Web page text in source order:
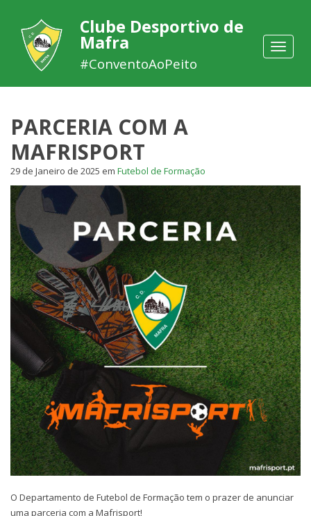
Toggle
Clube Desportivo de
Mafra
#ConventoAoPeito
PARCERIA COM A
MAFRISPORT
29 de Janeiro de 2025 em Futebol de Formação
O Departamento de Futebol de Formação tem o prazer de anunciar
uma parceria com a Mafrisport!